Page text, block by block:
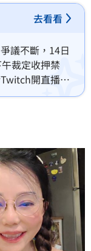
去看看
議不斷，14日
裁定收押禁
開直播，
子抱不平，網
李明依「妳大